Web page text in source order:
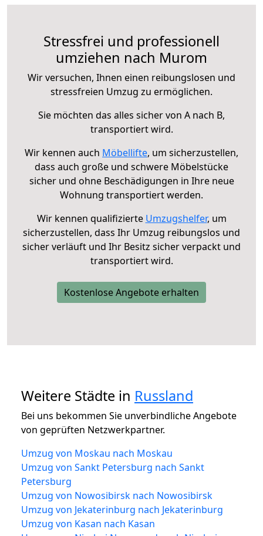
Stressfrei und professionell
umziehen nach Murom
Wir versuchen, Ihnen einen reibungslosen und
stressfreien Umzug zu ermöglichen.
Sie möchten das alles sicher von A nach B,
transportiert wird.
Wir kennen auch Möbellifte, um sicherzustellen,
dass auch große und schwere Möbelstücke
sicher und ohne Beschädigungen in Ihre neue
Wohnung transportiert werden.
Wir kennen qualifizierte Umzugshelfer, um
sicherzustellen, dass Ihr Umzug reibungslos und
sicher verläuft und Ihr Besitz sicher verpackt und
transportiert wird.
Kostenlose Angebote erhalten
Weitere Städte in Russland
Bei uns bekommen Sie unverbindliche Angebote
von geprüften Netzwerkpartner.
Umzug von Moskau nach Moskau
Umzug von Sankt Petersburg nach Sankt
Petersburg
Umzug von Nowosibirsk nach Nowosibirsk
Umzug von Jekaterinburg nach Jekaterinburg
Umzug von Kasan nach Kasan